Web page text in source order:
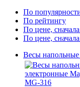
По
По рейтингу
По цене,
По цене,
Весы